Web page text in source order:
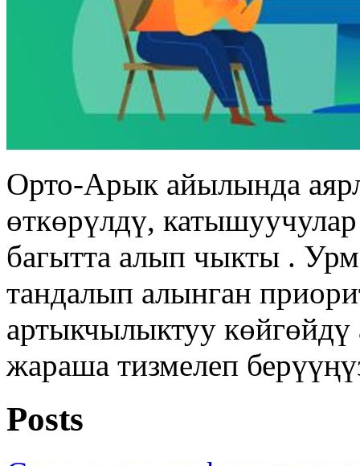
Орто-Арык айылында
өткөрүлдү,
багытта алып чыкты .
тандалып алынган
артыкчылыктуу көйгөйдү
жараша тизмелеп
Posts